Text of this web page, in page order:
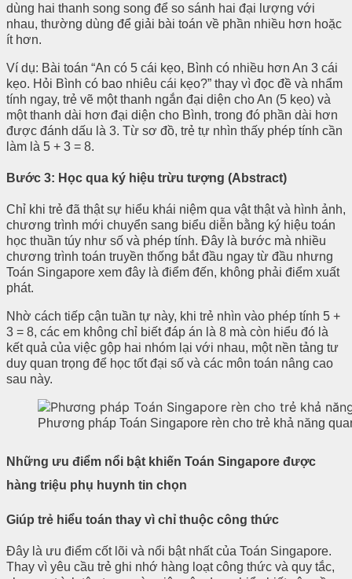
dùng hai thanh song song để so sánh hai đại lượng với
nhau, thường dùng để giải bài toán về phần nhiều hơn hoặc
ít hơn.
Ví dụ: Bài toán “An có 5 cái kẹo, Bình có nhiều hơn An 3 cái
kẹo. Hỏi Bình có bao nhiêu cái kẹo?” thay vì đọc đề và nhẩm
tính ngay, trẻ vẽ một thanh ngắn đại diện cho An (5 kẹo) và
một thanh dài hơn đại diện cho Bình, trong đó phần dài hơn
được đánh dấu là 3. Từ sơ đồ, trẻ tự nhìn thấy phép tính cần
làm là 5 + 3 = 8.
Bước 3: Học qua ký hiệu trừu tượng (Abstract)
Chỉ khi trẻ đã thật sự hiểu khái niệm qua vật thật và hình ảnh,
chương trình mới chuyển sang biểu diễn bằng ký hiệu toán
học thuần túy như số và phép tính. Đây là bước mà nhiều
chương trình toán truyền thống bắt đầu ngay từ đầu nhưng
Toán Singapore xem đây là điểm đến, không phải điểm xuất
phát.
Nhờ cách tiếp cận tuần tự này, khi trẻ nhìn vào phép tính 5 +
3 = 8, các em không chỉ biết đáp án là 8 mà còn hiểu đó là
kết quả của việc gộp hai nhóm lại với nhau, một nền tảng tư
duy quan trọng để học tốt đại số và các môn toán nâng cao
sau này.
Phương pháp Toán Singapore rèn cho trẻ khả năng
Những ưu điểm nổi bật khiến Toán Singapore được
hàng triệu phụ huynh tin chọn
Giúp trẻ hiểu toán thay vì chỉ thuộc công thức
Đây là ưu điểm cốt lõi và nổi bật nhất của Toán Singapore.
Thay vì yêu cầu trẻ ghi nhớ hàng loạt công thức và quy tắc,